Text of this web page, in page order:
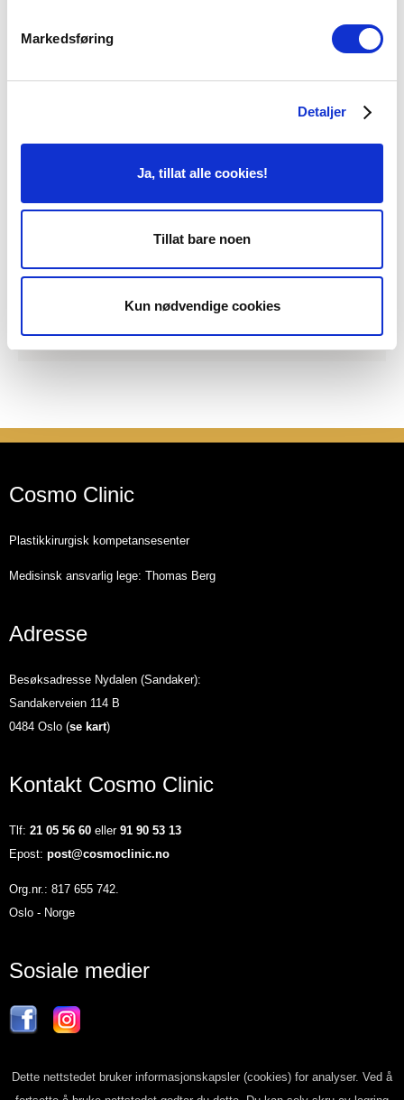
Markedsføring
Detaljer
Ja, tillat alle cookies!
Tillat bare noen
Kun nødvendige cookies
Slik finner du oss
Overnatting
Cosmo Clinic i media
Personvernerklæring
Plastic surgery Information in
Cosmo Clinic
Plastikkirurgisk kompetansesenter
Medisinsk ansvarlig lege: Thomas Berg
Adresse
Besøksadresse Nydalen (Sandaker):
Sandakerveien 114 B
0484 Oslo (se kart)
Kontakt Cosmo Clinic
Tlf: 21 05 56 60 eller 91 90 53 13
Epost: post@cosmoclinic.no
Org.nr.: 817 655 742.
Oslo - Norge
Sosiale medier
Dette nettstedet bruker informasjonskapsler (cookies) for analyser. Ved å